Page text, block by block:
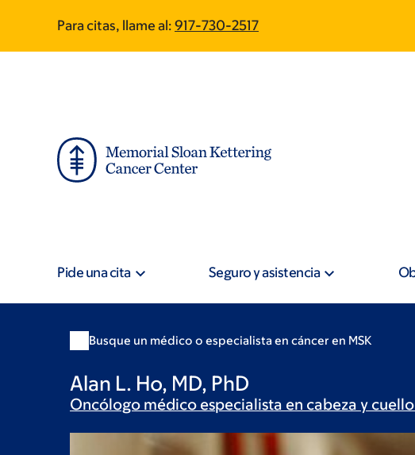
main
footer
Para citas, llame al: 917-730-2517
Pide una cita Seguro y asistencia
Busque un médico o especialista en cáncer en MSK
Alan L. Ho, MD, PhD
Oncólogo médico especialista en cabeza y